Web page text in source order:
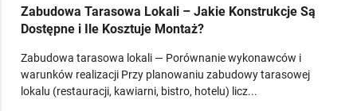
Zabudowa Tarasowa Lokali – Jakie Konstrukcje Są
Dostępne i Ile Kosztuje Montaż?
Zabudowa tarasowa lokali — Porównanie wykonawców i
warunków realizacji Przy planowaniu zabudowy tarasowej
lokalu (restauracji, kawiarni, bistro, hotelu) licz...